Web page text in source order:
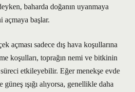
baharda doğanın uyanmaya
açmaya başlar.
açması sadece dış hava koşullarına
koşulları, toprağın nemi ve bitkinin
süreci etkileyebilir. Eğer menekşe evde
güneş ışığı alıyorsa, genellikle daha